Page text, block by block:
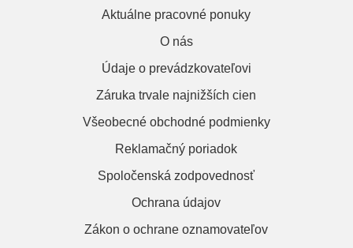
Aktuálne pracovné ponuky
O nás
Údaje o prevádzkovateľovi
Záruka trvale najnižších cien
Všeobecné obchodné podmienky
Reklamačný poriadok
Spoločenská zodpovednosť
Ochrana údajov
Zákon o ochrane oznamovateľov